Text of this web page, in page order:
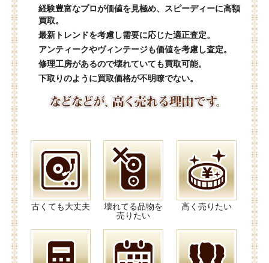
経験豊富なプロが価値を見極め、スピーディーに高額
買取。
最新トレンドを考慮し需要に応じた適正査定。
アンティークやヴィンテージも価値を考慮し査定。
修理工房があるので壊れていても買取可能。
下取りのように買取価格が不明瞭でない。
古くても大丈夫
壊れてる品物を
売りたい
高く売りたい